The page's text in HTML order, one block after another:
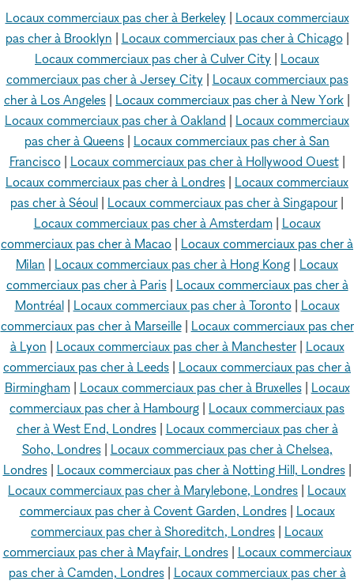
Locaux commerciaux pas cher à Berkeley
Locaux commerciaux
pas cher à Brooklyn
Locaux commerciaux pas cher à Chicago|
Locaux commerciaux pas cher à Culver City
Locaux
commerciaux pas cher à Jersey City
Locaux commerciaux pas
cher à Los Angeles
Locaux commerciaux pas cher à New York
Locaux commerciaux pas cher à Oakland
Locaux commerciaux
pas cher à Queens
Locaux commerciaux pas cher à San
Francisco| Locaux commerciaux pas cher à Hollywood Ouest|
Locaux commerciaux pas cher à Londres
Locaux commerciaux
pas cher à Séoul
Locaux commerciaux pas cher à Singapour
Locaux commerciaux pas cher à Amsterdam| Locaux
commerciaux pas cher à Macao
Locaux commerciaux pas cher à
Milan
Locaux commerciaux pas cher à Hong Kong
Locaux
commerciaux pas cher à Paris| Locaux commerciaux pas cher à
Montréal| Locaux commerciaux pas cher à Toronto| Locaux
commerciaux pas cher à Marseille| Locaux commerciaux pas cher
à Lyon
Locaux commerciaux pas cher à Manchester| Locaux
commerciaux pas cher à Leeds
Locaux commerciaux pas cher à
Birmingham| Locaux commerciaux pas cher à Bruxelles| Locaux
commerciaux pas cher à Hambourg
Locaux commerciaux pas
cher à West End, Londres| Locaux commerciaux pas cher à
Soho, Londres| Locaux commerciaux pas cher à Chelsea,
Londres| Locaux commerciaux pas cher à Notting Hill, Londres|
Locaux commerciaux pas cher à Marylebone, Londres
Locaux
commerciaux pas cher à Covent Garden, Londres| Locaux
commerciaux pas cher à Shoreditch, Londres
Locaux
commerciaux pas cher à Mayfair, Londres| Locaux commerciaux
pas cher à Camden, Londres| Locaux commerciaux pas cher à